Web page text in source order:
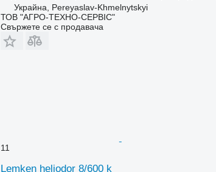
Украйна, Pereyaslav-Khmelnytskyi
ТОВ "АГРО-ТЕХНО-СЕРВІС"
Свържете се с продавача
11
Lemken heliodor 8/600 k